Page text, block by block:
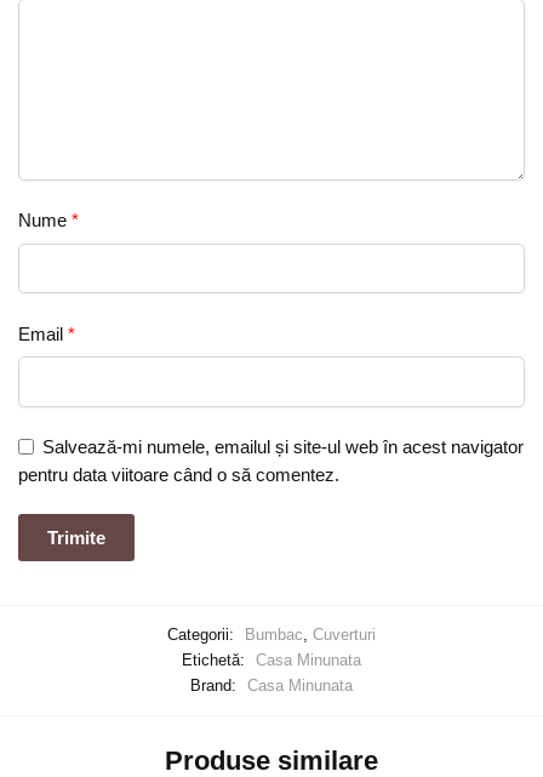
Nume *
Email *
Salvează-mi numele, emailul și site-ul web în acest navigator
pentru data viitoare când o să comentez.
Categorii: Bumbac, Cuverturi
Etichetă:
Casa Minunata
Brand:
Casa Minunata
Produse similare